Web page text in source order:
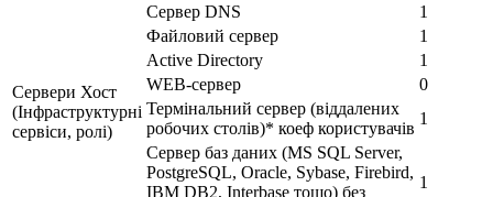
Сервери Хост
(Інфраструктурні
сервіси, ролі)
Сервер DNS
1
Файловий сервер
1
Active Directory
1
WEB-сервер
0
Термінальний сервер (віддалених
робочих столів)* коеф користувачів
1
Сервер баз даних (MS SQL Server,
PostgreSQL, Oracle, Sybase, Firebird,
IBM DB2, Interbase тощо) без
1